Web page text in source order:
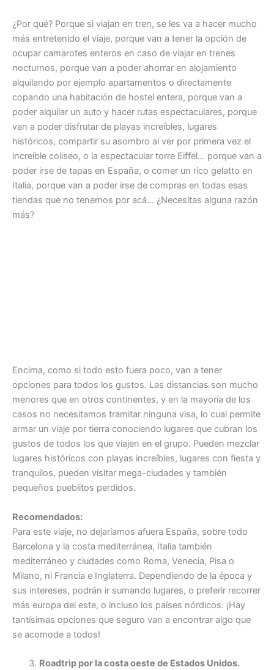
¿Por qué? Porque si viajan en tren, se les va a hacer mucho
más entretenido el viaje, porque van a tener la opción de
ocupar camarotes enteros en caso de viajar en trenes
nocturnos, porque van a poder ahorrar en alojamiento
alquilando por ejemplo apartamentos o directamente
copando una habitación de hostel entera, porque van a
poder alquilar un auto y hacer rutas espectaculares, porque
van a poder disfrutar de playas increíbles, lugares
históricos, compartir su asombro al ver por primera vez el
increíble coliseo, o la espectacular torre Eiffel… porque van a
poder irse de tapas en España, o comer un rico gelatto en
Italia, porque van a poder irse de compras en todas esas
tiendas que no tenemos por acá… ¿Necesitas alguna razón
más?
Encima, como si todo esto fuera poco, van a tener
opciones para todos los gustos. Las distancias son mucho
menores que en otros continentes, y en la mayoría de los
casos no necesitamos tramitar ninguna visa, lo cual permite
armar un viaje por tierra conociendo lugares que cubran los
gustos de todos los que viajen en el grupo. Pueden mezclar
lugares históricos con playas increíbles, lugares con fiesta y
tranquilos, pueden visitar mega-ciudades y también
pequeños pueblitos perdidos.
Recomendados:
Para este viaje, no dejaríamos afuera España, sobre todo
Barcelona y la costa mediterránea, Italia también
mediterráneo y ciudades como Roma, Venecia, Pisa o
Milano, ni Francia e Inglaterra. Dependiendo de la época y
sus intereses, podrán ir sumando lugares, o preferir recorrer
más europa del este, o incluso los países nórdicos. ¡Hay
tantísimas opciones que seguro van a encontrar algo que
se acomode a todos!
Roadtrip por la costa oeste de Estados Unidos.